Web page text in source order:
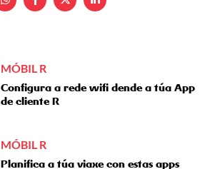
MÓBIL R
Configura a rede wifi dende a túa App
de cliente R
MÓBIL R
Planifica a túa viaxe con estas apps